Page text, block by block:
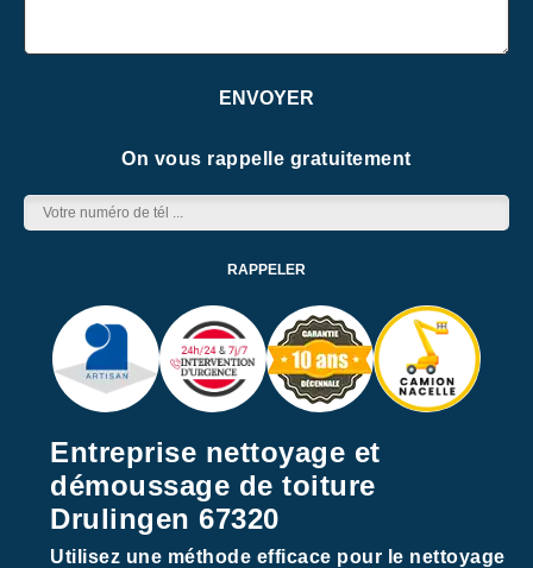
On vous rappelle gratuitement
Entreprise nettoyage et
démoussage de toiture
Drulingen 67320
Utilisez une méthode efficace pour le nettoyage